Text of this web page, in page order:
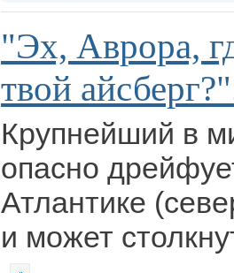
"Эх, Аврора,
твой
Крупнейший в
опасно
Атлантике
и может